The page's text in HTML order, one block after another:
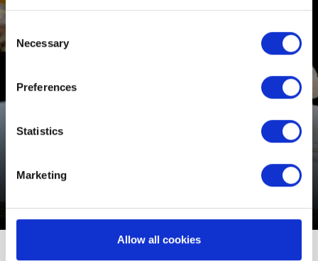
Consent
Selection
Necessary
Preferences
Statistics
Marketing
Allow all cookies
COSE DA FARE A
Incontri